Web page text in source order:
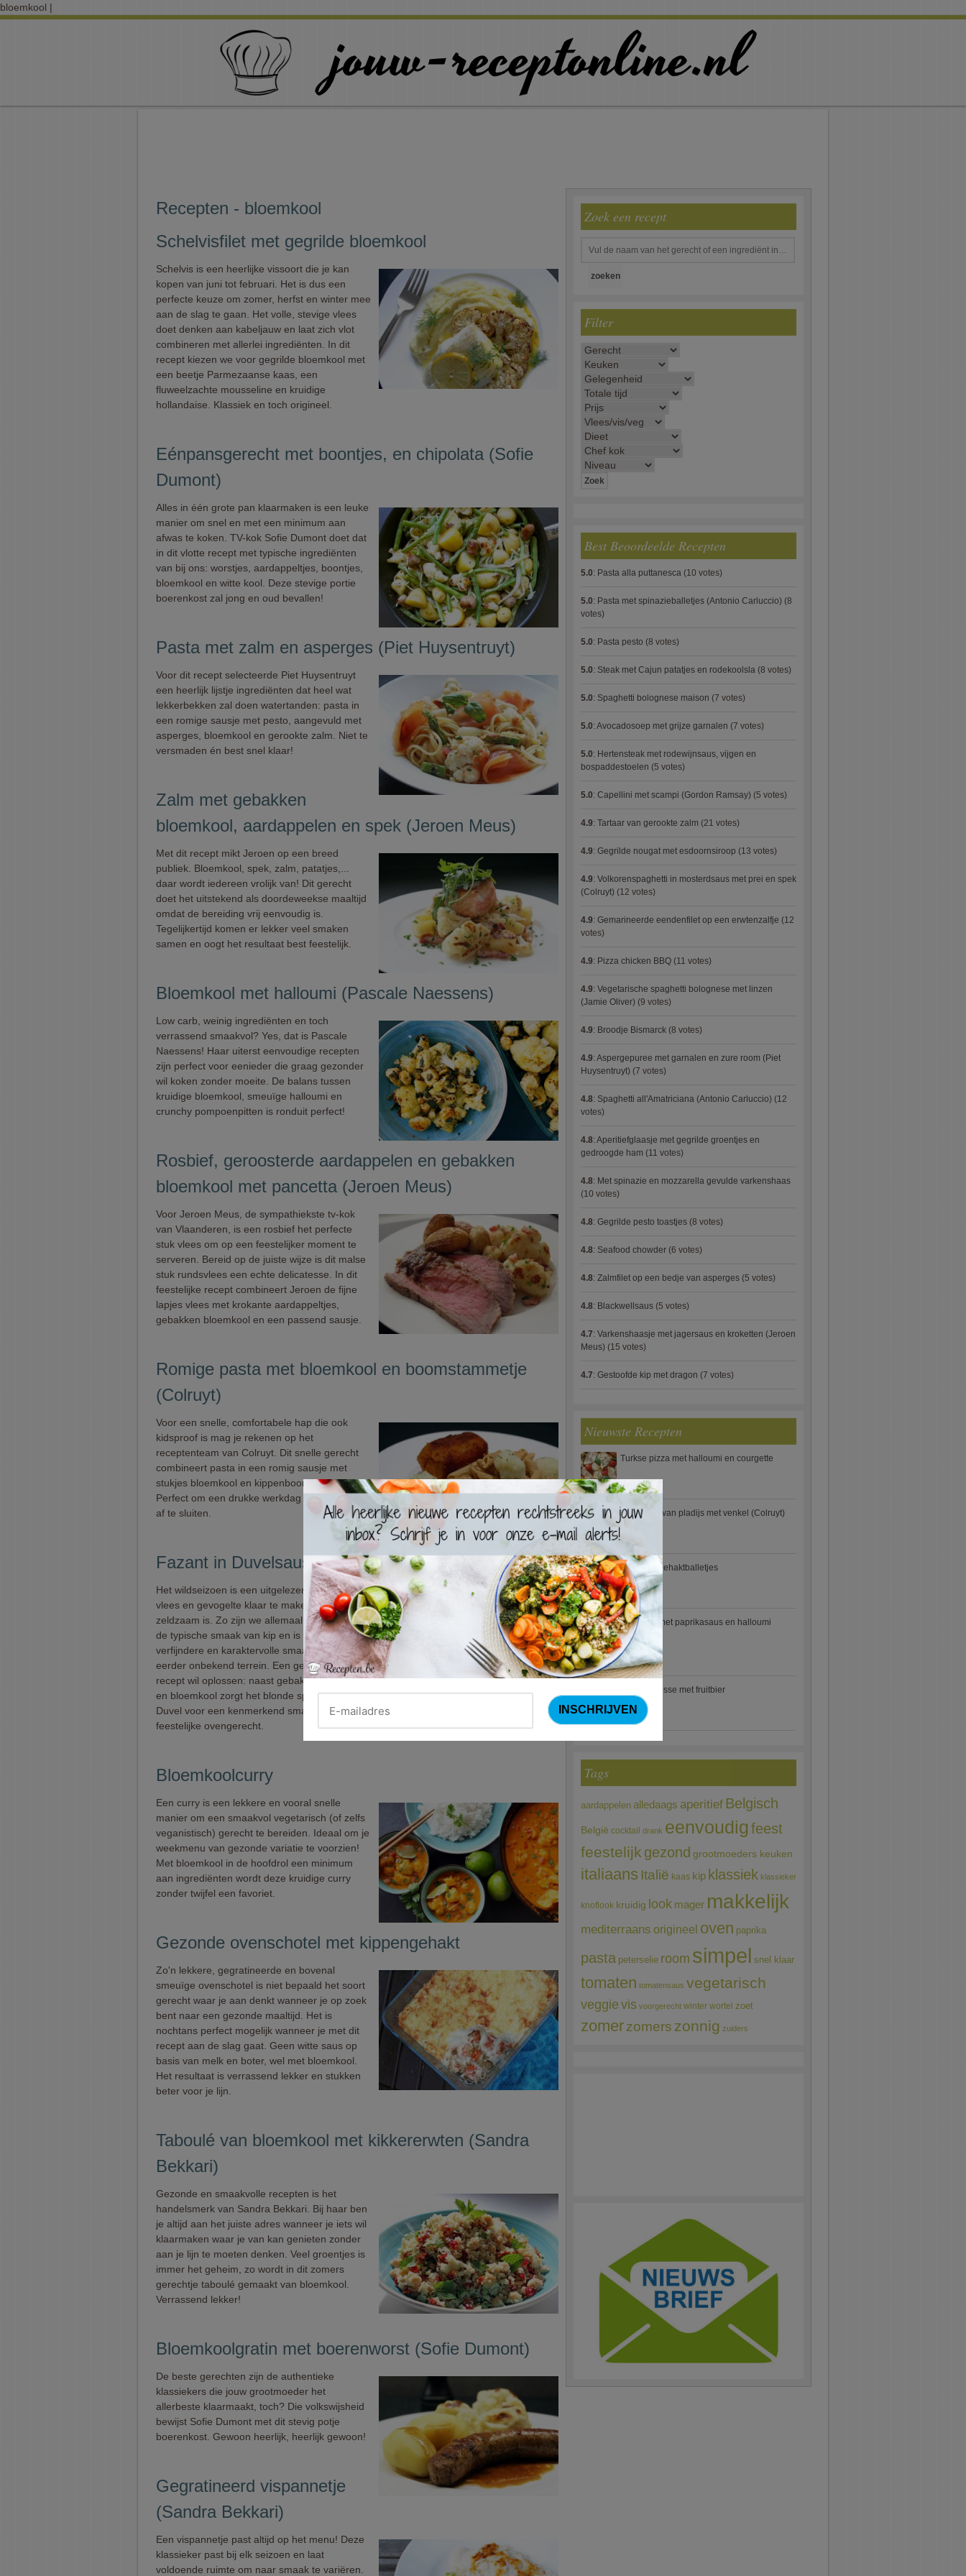
bloemkool |
Recepten - bloemkool
Schelvisfilet met gegrilde bloemkool
Schelvis is een heerlijke vissoort die je kan
kopen van juni tot februari. Het is dus een
perfecte keuze om zomer, herfst en winter mee
aan de slag te gaan. Het volle, stevige vlees
doet denken aan kabeljauw en laat zich vlot
combineren met allerlei ingrediënten. In dit
recept kiezen we voor gegrilde bloemkool met
een beetje Parmezaanse kaas, een
fluweelzachte mousseline en kruidige
hollandaise. Klassiek en toch origineel.
Eénpansgerecht met boontjes, en chipolata (Sofie
Dumont)
Alles in één grote pan klaarmaken is een leuke
manier om snel en met een minimum aan
afwas te koken. TV-kok Sofie Dumont doet dat
in dit vlotte recept met typische ingrediënten
van bij ons: worstjes, aardappeltjes, boontjes,
bloemkool en witte kool. Deze stevige portie
boerenkost zal jong en oud bevallen!
Pasta met zalm en asperges (Piet Huysentruyt)
Voor dit recept selecteerde Piet Huysentruyt
een heerlijk lijstje ingrediënten dat heel wat
lekkerbekken zal doen watertanden: pasta in
een romige sausje met pesto, aangevuld met
asperges, bloemkool en gerookte zalm. Niet te
versmaden én best snel klaar!
Zalm met gebakken
bloemkool, aardappelen en spek (Jeroen Meus)
Met dit recept mikt Jeroen op een breed
publiek. Bloemkool, spek, zalm, patatjes,...
daar wordt iedereen vrolijk van! Dit gerecht
doet het uitstekend als doordeweekse maaltijd
omdat de bereiding vrij eenvoudig is.
Tegelijkertijd komen er lekker veel smaken
samen en oogt het resultaat best feestelijk.
Bloemkool met halloumi (Pascale Naessens)
Low carb, weinig ingrediënten en toch
verrassend smaakvol? Yes, dat is Pascale
Naessens! Haar uiterst eenvoudige recepten
zijn perfect voor eenieder die graag gezonder
wil koken zonder moeite. De balans tussen
kruidige bloemkool, smeuïge halloumi en
crunchy pompoenpitten is ronduit perfect!
Rosbief, geroosterde aardappelen en gebakken
bloemkool met pancetta (Jeroen Meus)
Voor Jeroen Meus, de sympathiekste tv-kok
van Vlaanderen, is een rosbief het perfecte
stuk vlees om op een feestelijker moment te
serveren. Bereid op de juiste wijze is dit malse
stuk rundsvlees een echte delicatesse. In dit
feestelijke recept combineert Jeroen de fijne
lapjes vlees met krokante aardappeltjes,
gebakken bloemkool en een passend sausje.
Romige pasta met bloemkool en boomstammetje
(Colruyt)
Voor een snelle, comfortabele hap die ook
kidsproof is mag je rekenen op het
receptenteam van Colruyt. Dit snelle gerecht
combineert pasta in een romig sausje met
stukjes bloemkool en kippenboomstammetjes.
Perfect om een drukke werkdag zonder moeite
af te sluiten.
Fazant in Duvelsaus
Het wildseizoen is een uitgelezen kans om
vlees en gevogelte klaar te maken dat eerder
zeldzaam is. Zo zijn we allemaal vertrouwd met
de typische smaak van kip en is de meer
verfijndere en karaktervolle smaak van fazant
eerder onbekend terrein. Een gemis dat dit
recept wil oplossen: naast gebakken patatjes
en bloemkool zorgt het blonde speciaalbier
Duvel voor een kenmerkend smaakpallet in dit
feestelijke ovengerecht.
Bloemkoolcurry
Een curry is een lekkere en vooral snelle
manier om een smaakvol vegetarisch (of zelfs
veganistisch) gerecht te bereiden. Ideaal om je
weekmenu van gezonde variatie te voorzien!
Met bloemkool in de hoofdrol een minimum
aan ingrediënten wordt deze kruidige curry
zonder twijfel een favoriet.
Gezonde ovenschotel met kippengehakt
Zo'n lekkere, gegratineerde en bovenal
smeuïge ovenschotel is niet bepaald het soort
gerecht waar je aan denkt wanneer je op zoek
bent naar een gezonde maaltijd. Het is
nochtans perfect mogelijk wanneer je met dit
recept aan de slag gaat. Geen witte saus op
basis van melk en boter, wel met bloemkool.
Het resultaat is verrassend lekker en stukken
beter voor je lijn.
Taboulé van bloemkool met kikkererwten (Sandra
Bekkari)
Gezonde en smaakvolle recepten is het
handelsmerk van Sandra Bekkari. Bij haar ben
je altijd aan het juiste adres wanneer je iets wil
klaarmaken waar je van kan genieten zonder
aan je lijn te moeten denken. Veel groentjes is
immer het geheim, zo wordt in dit zomers
gerechtje taboulé gemaakt van bloemkool.
Verrassend lekker!
Bloemkoolgratin met boerenworst (Sofie Dumont)
De beste gerechten zijn de authentieke
klassiekers die jouw grootmoeder het
allerbeste klaarmaakt, toch? Die volkswijsheid
bewijst Sofie Dumont met dit stevig potje
boerenkost. Gewoon heerlijk, heerlijk gewoon!
Gegratineerd vispannetje
(Sandra Bekkari)
Een vispannetje past altijd op het menu! Deze
klassieker past bij elk seizoen en laat
voldoende ruimte om naar smaak te variëren.
Zoek een recept
Filter
Best Beoordeelde Recepten
5.0: Pasta alla puttanesca (10 votes)
5.0: Pasta met spinazieballetjes (Antonio Carluccio) (8
votes)
5.0: Pasta pesto (8 votes)
5.0: Steak met Cajun patatjes en rodekoolsla (8 votes)
5.0: Spaghetti bolognese maison (7 votes)
5.0: Avocadosoep met grijze garnalen (7 votes)
5.0: Hertensteak met rodewijnsaus, vijgen en
bospaddestoelen (5 votes)
5.0: Capellini met scampi (Gordon Ramsay) (5 votes)
4.9: Tartaar van gerookte zalm (21 votes)
4.9: Gegrilde nougat met esdoornsiroop (13 votes)
4.9: Volkorenspaghetti in mosterdsaus met prei en spek
(Colruyt) (12 votes)
4.9: Gemarineerde eendenfilet op een erwtenzalfje (12
votes)
4.9: Pizza chicken BBQ (11 votes)
4.9: Vegetarische spaghetti bolognese met linzen
(Jamie Oliver) (9 votes)
4.9: Broodje Bismarck (8 votes)
4.9: Aspergepuree met garnalen en zure room (Piet
Huysentruyt) (7 votes)
4.8: Spaghetti all'Amatriciana (Antonio Carluccio) (12
votes)
4.8: Aperitiefglaasje met gegrilde groentjes en
gedroogde ham (11 votes)
4.8: Met spinazie en mozzarella gevulde varkenshaas
(10 votes)
4.8: Gegrilde pesto toastjes (8 votes)
4.8: Seafood chowder (6 votes)
4.8: Zalmfilet op een bedje van asperges (5 votes)
4.8: Blackwellsaus (5 votes)
4.7: Varkenshaasje met jagersaus en kroketten (Jeroen
Meus) (15 votes)
4.7: Gestoofde kip met dragon (7 votes)
Nieuwste Recepten
Turkse pizza met halloumi en courgette
Waterzooi van pladijs met venkel (Colruyt)
Zweedse gehaktballetjes
Courgetti met paprikasaus en halloumi
(Sandra Bekkari)
Chocomousse met fruitbier
Tags
aardappelen alledaags aperitief Belgisch
België cocktail drank eenvoudigfeest
feestelijk gezond grootmoeders keuken
italiaans Italië kaas kip klassiek klassieker
knoflook kruidig look mager makkelijk
mediterraans origineel oven paprika
pasta peterselie room simpel snel klaar
tomaten tomatensaus vegetarisch
veggie vis voorgerecht winter wortel zoet
zomerzomers zonnig zuiders
×